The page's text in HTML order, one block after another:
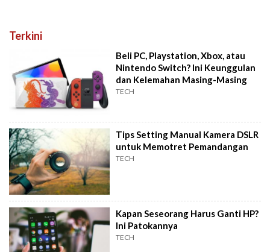
Terkini
Beli PC, Playstation, Xbox, atau
Nintendo Switch? Ini Keunggulan
dan Kelemahan Masing-Masing
TECH
Tips Setting Manual Kamera DSLR
untuk Memotret Pemandangan
TECH
Kapan Seseorang Harus Ganti HP?
Ini Patokannya
TECH